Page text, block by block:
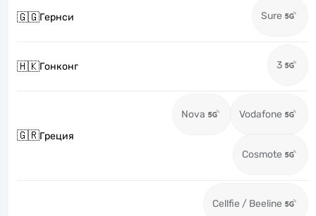
🇬🇬Гернси Sure
🇭🇰Гонконг 3
🇬🇷Греция
Nova Vodafone
Cosmote
Cellfie / Beeline